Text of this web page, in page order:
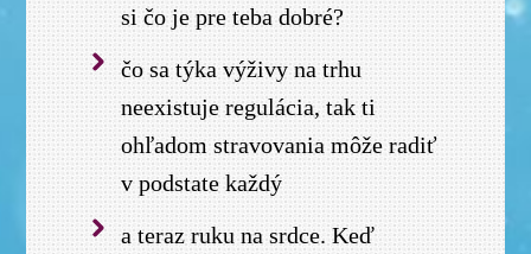
si čo je pre teba dobré?
čo sa týka výživy na trhu
neexistuje regulácia, tak ti
ohľadom stravovania môže radiť
v podstate každý
a teraz ruku na srdce. Keď